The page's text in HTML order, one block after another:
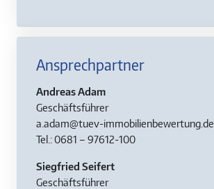
Ansprechpartner
Andreas Adam
Geschäftsführer
a.adam@tuev-immobilienbewertung.de
Tel.: 0681 – 97612-100
Siegfried Seifert
Geschäftsführer